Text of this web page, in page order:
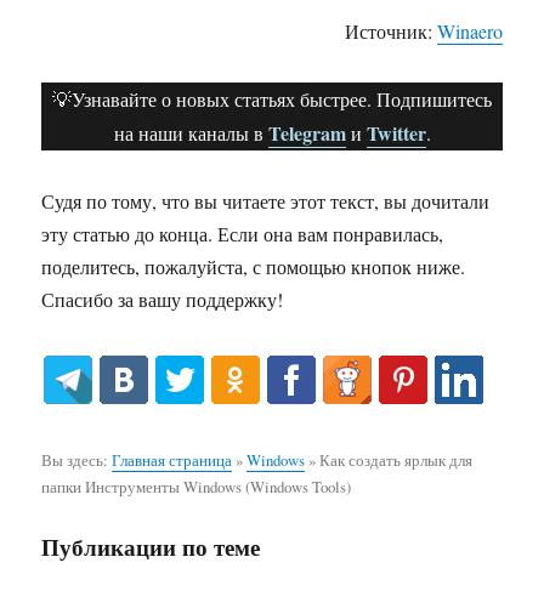
Источник: Winaero
💡Узнавайте о новых статьях быстрее. Подпишитесь
на наши каналы в Telegramи Twitter.
Судя по тому, что вы читаете этот текст, вы дочитали
эту статью до конца. Если она вам понравилась,
поделитесь, пожалуйста, с помощью кнопок ниже.
Спасибо за вашу поддержку!
Вы здесь:Главная страница »Windows»Как создать ярлык для
папки Инструменты Windows (Windows Tools)
Публикации по теме